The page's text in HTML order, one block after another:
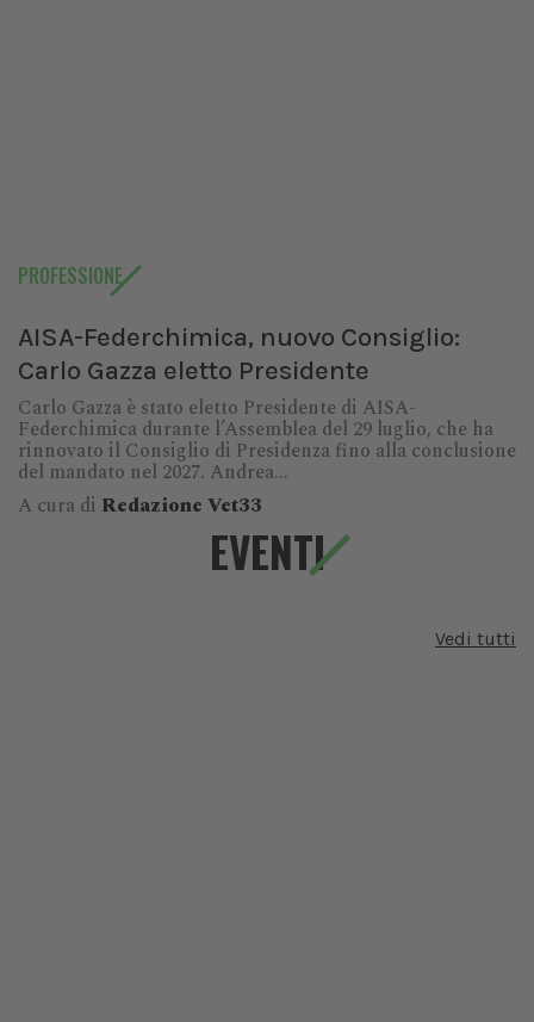
PROFESSIONE
AISA-Federchimica, nuovo Consiglio:
Carlo Gazza eletto Presidente
Carlo Gazza è stato eletto Presidente di AISA-
Federchimica durante l’Assemblea del 29 luglio, che ha
rinnovato il Consiglio di Presidenza fino alla conclusione
del mandato nel 2027. Andrea...
A cura di Redazione Vet33
EVENTI
Vedi tutti